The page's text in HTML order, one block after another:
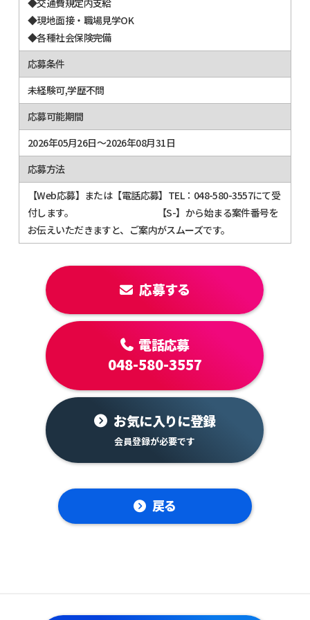
◆現地面接・職場見学OK
◆各種社会保険完備
応募条件
未経験可,学歴不問
応募可能期間
2026年05月26日～2026年08月31日
応募方法
【Web応募】または【電話応募】TEL：048-580-3557にて受
付します。 【S-】から始まる案件番号を
お伝えいただきますと、ご案内がスムーズです。
応募する
電話応募
048-580-3557
お気に入りに登録
戻る